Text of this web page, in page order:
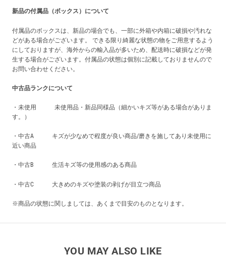
新品の付属品（ボックス）について
付属品のボックスは、新品の場合でも、一部に外箱や内箱に破損や汚れな
どがある場合がございます。 できる限り綺麗な状態の物をご用意するよう
にしておりますが、海外からの輸入品が多いため、配送時に破損などが発
生する場合がございます。付属品の状態は個別に記載しておりませんので
お問い合わせください。
中古品ランクについて
・未使用 未使用品・新品同様品（細かいキズ等がある場合がありま
す。）
・中古A キズが少なめで程度が良い商品/磨きを施してあり未使用に
近い商品
・中古B 生活キズ等の使用感のある商品
・中古C 大きめのキズや塗装の剥げが目立つ商品
※商品の状態に関しましては、あくまで目安のものとなります。
YOU MAY ALSO LIKE